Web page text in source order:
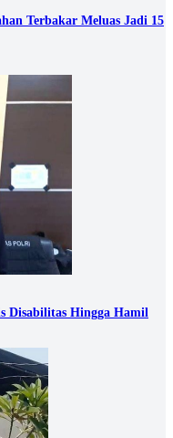
Terbakar Meluas Jadi 15
Disabilitas Hingga Hamil